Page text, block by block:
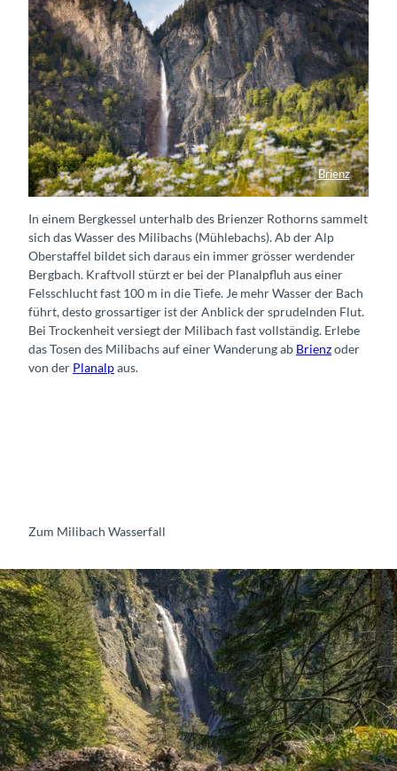
Brienz
Milibachfall im Frühling
In einem Bergkessel unterhalb des Brienzer Rothorns sammelt
sich das Wasser des Milibachs (Mühlebachs). Ab der Alp
Oberstaffel bildet sich daraus ein immer grösser werdender
Bergbach. Kraftvoll stürzt er bei der Planalpfluh aus einer
Felsschlucht fast 100 m in die Tiefe. Je mehr Wasser der Bach
führt, desto grossartiger ist der Anblick der sprudelnden Flut.
Bei Trockenheit versiegt der Milibach fast vollständig. Erlebe
das Tosen des Milibachs auf einer Wanderung ab Brienzoder
von der Planalpaus.
Zum Milibach Wasserfall